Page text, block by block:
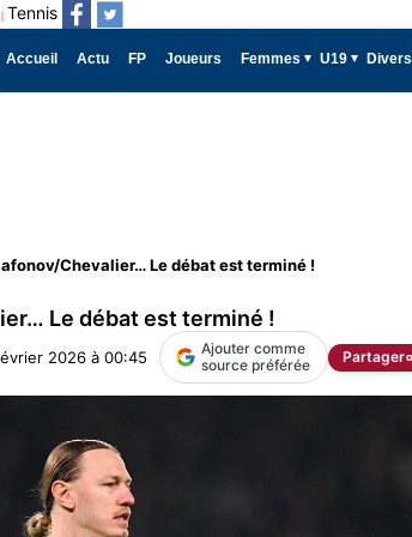
| Tennis
Accueil Actu FP Joueurs Femmes U19 Divers
Chevalier… Le débat est terminé !
Le débat est terminé !
2026 à 00:45
Ajouter comme
source préférée
Partager